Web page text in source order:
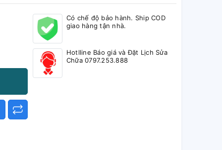
Có chế độ bảo hành. Ship COD
giao hàng tận nhà.
Hotlline Báo giá và Đặt Lịch Sửa
Chữa 0797.253.888